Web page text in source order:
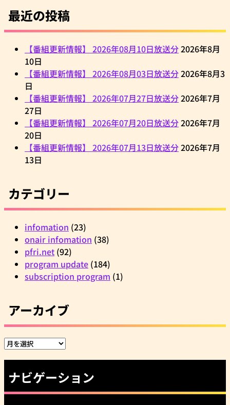
最近の投稿
【番組更新情報】 2026年08月10日放送分2026年8月
10日
【番組更新情報】 2026年08月03日放送分2026年8月3
日
【番組更新情報】 2026年07月27日放送分2026年7月
27日
【番組更新情報】 2026年07月20日放送分2026年7月
20日
【番組更新情報】 2026年07月13日放送分2026年7月
13日
カテゴリー
infomation (23)
onair infomation (38)
pfri.net (92)
program update (184)
subscription program (1)
アーカイブ
ア
イ
ブ
ナビゲーション